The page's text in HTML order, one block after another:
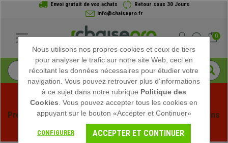
Envoi gratuit de vos achats
Retour sous 30 Jours
info@chaisepro.fr
0
Profitez des soldes d'été chez Chaisepro ! Des réductions
exclusives pour une durée limitée - Voir l'offre
Nous utilisons nos propres cookies et ceux de tiers
pour analyser le trafic sur notre site Web, ceci en
récoltant les données nécessaires pour étudier votre
navigation. Vous pouvez retrouver plus d'informations
à ce sujet dans notre rubrique Politique des
Cookies . Vous pouvez accepter tous les cookies en
appuyant sur le bouton «Accepter et Continuer»
CONFIGURER ACCEPTER ET CONTINUER